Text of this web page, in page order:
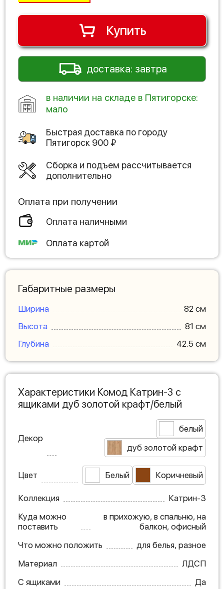
Купить
доставка: завтра
в наличии на складе в Пятигорске:
мало
Быстрая доставка по городу
Пятигорск 900 ₽
Сборка и подъем рассчитывается
дополнительно
Оплата при получении
Оплата наличными
Оплата картой
Габаритные размеры
Ширина
82 см
Высота
81 см
Глубина
42.5 см
Характеристики Комод Катрин-3 с
ящиками дуб золотой крафт/белый
Декор
белый
дуб золотой крафт
Цвет Белый Коричневый
Коллекция
Катрин-3
Куда можно
поставить
в прихожую, в спальню, на
балкон, офисный
Что можно положить
для белья, разное
Материал
ЛДСП
С ящиками
Да